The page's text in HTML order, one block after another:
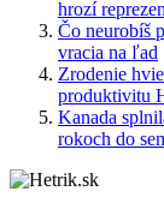
hrozí
Čo neurobíš
vracia na ľad
Zrodenie
produktivitu
Kanada
rokoch do